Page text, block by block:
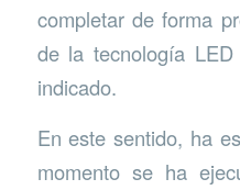
completar de forma
de la tecnología
indicado.
En este sentido, ha
momento se ha